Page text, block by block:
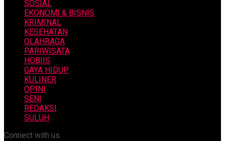
SOSIAL
EKONOMI & BISNIS
KRIMINAL
KESEHATAN
OLAHRAGA
PARIWISATA
HOBIIS
GAYA HIDUP
KULINER
OPINI
SENI
REDAKSI
SULUH
Connect with us